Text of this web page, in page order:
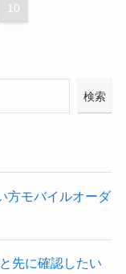
10
検索
方モバイルオーダ
先に確認したい